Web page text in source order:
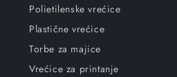
Polietilenske vrećice
Plastične vrećice
Torbe za majice
Vrećice za printanje